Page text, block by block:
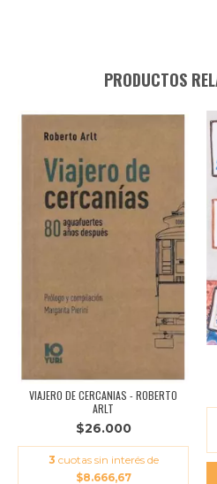
PRODUCTOS
VIAJERO DE CERCANIAS - ROBERTO
ARLT
$26.000
3 cuotas sin interés de
$8.666,67